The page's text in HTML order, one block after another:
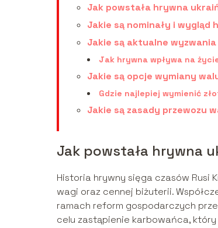
Jak powstała hrywna
Jakie są nominały i wygląd
Jakie są aktualne
Jak hrywna wpływa na
Jakie są opcje wymiany
Gdzie najlepiej wymienić
Jakie są zasady przewozu
Jak powstała hrywna
Historia hrywny sięga czasów Rusi
wagi oraz cennej biżuterii.
ramach reform gospodarczych
celu zastąpienie karbowańca,